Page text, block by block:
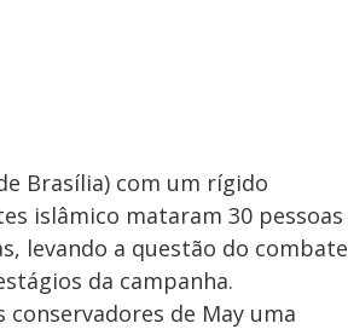
Brasília) com um rígido
islâmico mataram 30 pessoas
levando a questão do combate
da campanha.
de May uma